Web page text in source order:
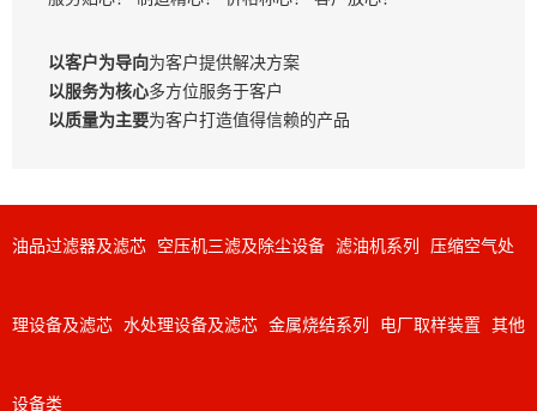
以客户为导向为客户提供解决方案
以服务为核心多方位服务于客户
以质量为主要为客户打造值得信赖的产品
油品过滤器及滤芯 空压机三滤及除尘设备 滤油机系列 压缩空气处
理设备及滤芯 水处理设备及滤芯 金属烧结系列 电厂取样装置 其他
设备类